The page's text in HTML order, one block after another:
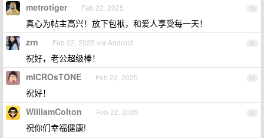
19
metrotiger Feb 22, 2025
真心为帖主高兴！放下包袱，和爱人享受每一天！
20
zrn Feb 22, 2025 via Android
祝好，老公超级棒！
21
mICROsTONE Feb 22, 2025
祝好！
22
WilliamColton Feb 22, 2025
祝你们幸福健康!